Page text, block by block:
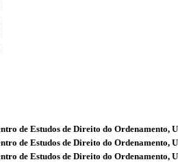
de Estudos de Direito do Ordenamento,
de Estudos de Direito do Ordenamento,
de Estudos de Direito do Ordenamento,